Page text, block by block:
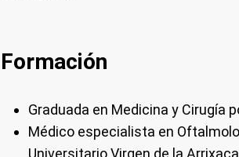
Formación
Graduada en Medicina y Cirugía
Médico especialista en
Universitario Virgen de la